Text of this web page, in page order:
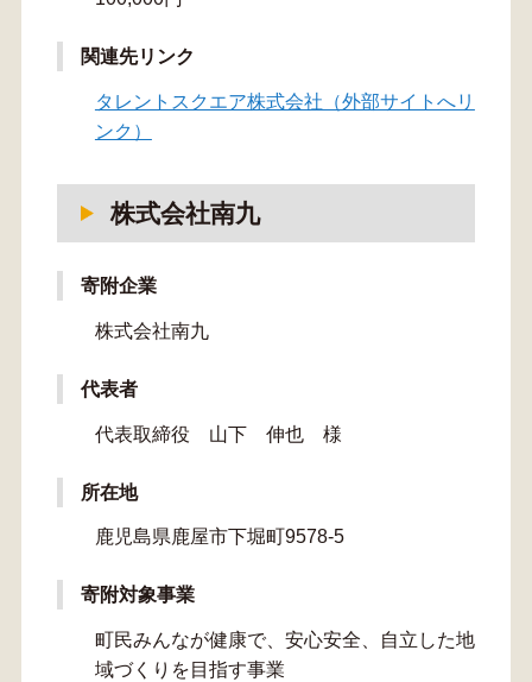
関連先リンク
タレントスクエア株式会社（外部サイトへリ
ンク）
株式会社南九
寄附企業
株式会社南九
代表者
代表取締役 山下 伸也 様
所在地
鹿児島県鹿屋市下堀町9578-5
寄附対象事業
町民みんなが健康で、安心安全、自立した地
域づくりを目指す事業